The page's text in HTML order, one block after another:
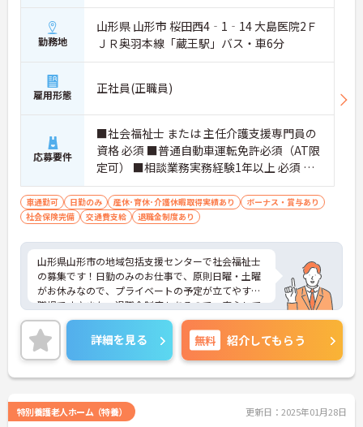
勤務地
山形県 山形市 桜田西4‐1‐14 大島医院2Ｆ
ＪＲ奥羽本線「蔵王駅」バス・車6分
雇用形態 正社員(正職員)
応募要件
■社会福祉士 または 主任介護支援専門員の
資格 必須 ■普通自動車運転免許必須（AT限
定可） ■相談業務実務経験1年以上 必須 ブ
ランクのある方、居宅や相談員経験のある
方も歓迎♪
車通勤可 日勤のみ 産休･育休･介護休暇取得実績あり
ボーナス・賞与あり
社会保険完備
交通費支給 退職金制度あり
山形県山形市の地域包括支援センターで社会福祉士
の募集です！日勤のみのお仕事で、原則日曜・土曜
がお休みなので、プライベートの予定が立てやすい
職場です♪また、退職金制度もあるので、安心して
長く働きやすい環境が整っています◎ご興味のある
方は、面接ポイントをお伝えしますので、お気軽に
ご連絡ください。
詳細を見る 無料 紹介してもらう
特別養護老人ホーム（特養） 更新日：2025年01月28日